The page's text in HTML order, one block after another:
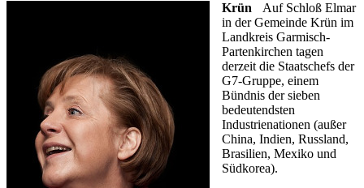
Krün
Auf Schloß Elmar
in der Gemeinde Krün im
Landkreis Garmisch-
Partenkirchen tagen
derzeit die Staatschefs der
G7-Gruppe, einem
Bündnis der sieben
bedeutendsten
Industrienationen (außer
China, Indien, Russland,
Brasilien, Mexiko und
Südkorea).